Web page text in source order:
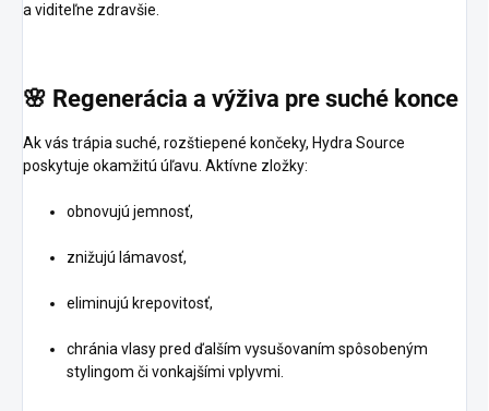
a viditeľne zdravšie.
🌸 Regenerácia a výživa pre suché konce
Ak vás trápia suché, rozštiepené končeky, Hydra Source
poskytuje okamžitú úľavu. Aktívne zložky:
obnovujú jemnosť,
znižujú lámavosť,
eliminujú krepovitosť,
chránia vlasy pred ďalším vysušovaním spôsobeným
stylingom či vonkajšími vplyvmi.